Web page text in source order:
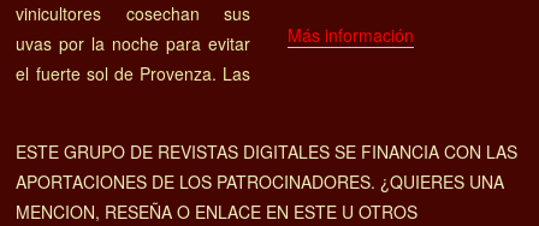
vinicultores cosechan sus
uvas por la noche para evitar
el fuerte sol de Provenza. Las
Más información
ESTE GRUPO DE REVISTAS DIGITALES SE FINANCIA CON LAS
APORTACIONES DE LOS PATROCINADORES. ¿QUIERES UNA
MENCION, RESEÑA O ENLACE EN ESTE U OTROS